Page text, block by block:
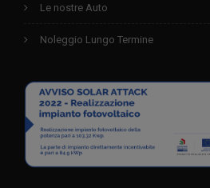
Le nostre Auto
Noleggio Lungo Termine